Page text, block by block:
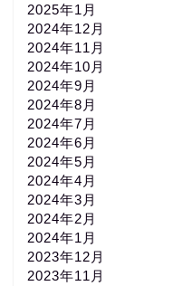
2025年1月
2024年12月
2024年11月
2024年10月
2024年9月
2024年8月
2024年7月
2024年6月
2024年5月
2024年4月
2024年3月
2024年2月
2024年1月
2023年12月
2023年11月